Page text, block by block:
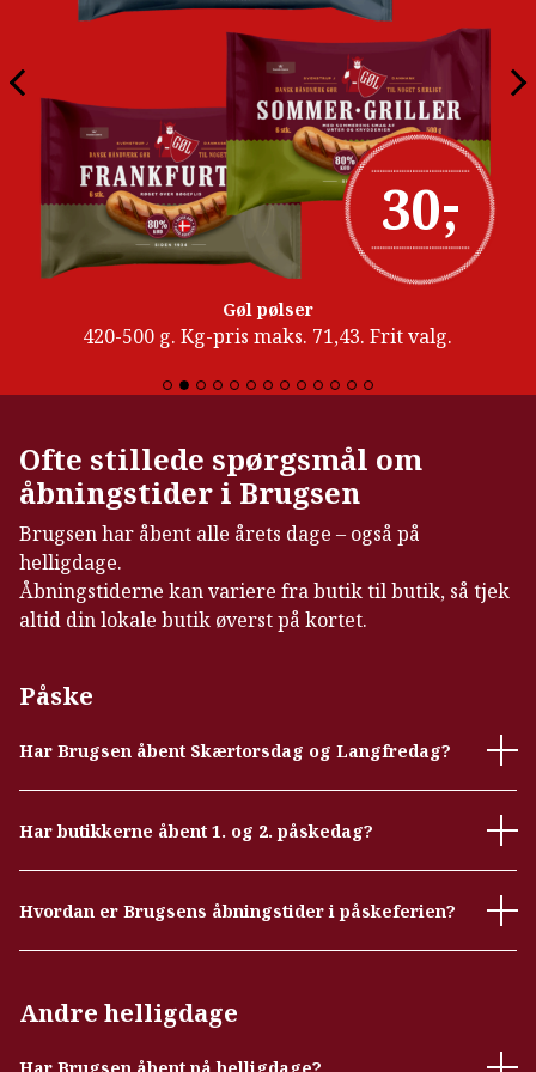
30,
-
Gøl pølser
420-500 g. Kg-pris maks. 71,43. Frit valg.
Ofte stillede spørgsmål om
åbningstider i Brugsen
Brugsen har åbent alle årets dage – også på
helligdage.
Åbningstiderne kan variere fra butik til butik, så tjek
altid din lokale butik øverst på kortet.
Påske
Har Brugsen åbent Skærtorsdag og Langfredag?
Har butikkerne åbent 1. og 2. påskedag?
Hvordan er Brugsens åbningstider i påskeferien?
Andre helligdage
Har Brugsen åbent på helligdage?